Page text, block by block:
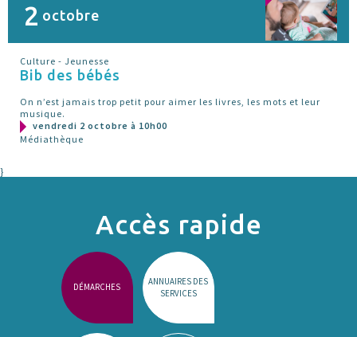
2 octobre
Culture - Jeunesse
Bib des bébés
On n’est jamais trop petit pour aimer les livres, les mots et leur
musique.
vendredi 2 octobre à 10h00
Médiathèque
}
Accès rapide
DÉMARCHES
ANNUAIRES DES
SERVICES